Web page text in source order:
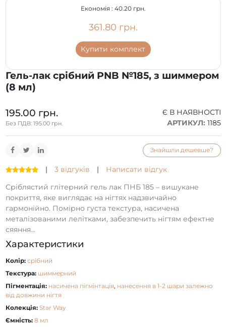
Гель-лак срібний PNB №185, з шиммером
(8 мл)
| 3 відгуків |
Написати відгук
Сріблястий глітерний гель лак ПНБ 185 – вишукане
покриття, яке виглядає на нігтях надзвичайно
гармонійно. Помірно густа текстура, насичена
металізованими лелітками, забезпечить нігтям ефектне
сяяння...
Характеристики
Колір: срібний
Текстура: шиммерний
Пігментація: насичена пігмінтація, нанесення в 1-2 шари залежно
від довжини нігтя
Колекція: Star Way
Ємність: 8 мл
195.00 грн.
Без ПДВ: 195.00 грн.
Є В НАЯВНОСТІ
АРТИКУЛ: 1185
Знайшли дешевше?
Економія : 40.20 грн.
361.80 грн.
Купити комплект